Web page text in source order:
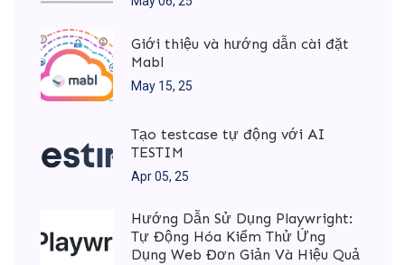
Giới thiệu và hướng dẫn cài đặt
Mabl
May 15, 25
Tạo testcase tự động với AI
TESTIM
Apr 05, 25
Hướng Dẫn Sử Dụng Playwright:
Tự Động Hóa Kiểm Thử Ứng
Dụng Web Đơn Giản Và Hiệu Quả